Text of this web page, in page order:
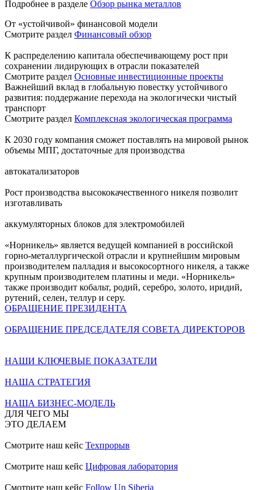
Подробнее в разделе Обзор рынка металлов
От «устойчивой» финансовой модели
Смотрите раздел Финансовый обзор
К распределению капитала обеспечивающему рост при
сохранении лидирующих в отрасли показателей
Смотрите раздел Основные инвестиционные проекты
Важнейший вклад в глобальную повестку устойчивого
развития: поддержание перехода на экологически чистый
транспорт
Смотрите раздел Комплексная экологическая программа
К 2030 году компания сможет поставлять на мировой рынок
объемы МПГ, достаточные для производства
автокатализаторов
Рост производства высококачественного никеля позволит
изготавливать
аккумуляторных блоков для электромобилей
«Норникель» является ведущей компанией в российской
горно-металлургической отрасли и крупнейшим мировым
производителем палладия и высокосортного никеля, а также
крупным производителем платины и меди. «Норникель»
также производит кобальт, родий, серебро, золото, иридий,
рутений, селен, теллур и серу.
ОБРАЩЕНИЕ ПРЕЗИДЕНТА
ОБРАЩЕНИЕ ПРЕДСЕДАТЕЛЯ СОВЕТА ДИРЕКТОРОВ
НАШИ КЛЮЧЕВЫЕ ПОКАЗАТЕЛИ
НАША СТРАТЕГИЯ
НАША БИЗНЕС-МОДЕЛЬ
ДЛЯ ЧЕГО МЫ
ЭТО ДЕЛАЕМ
Смотрите наш кейс Техпрорыв
Смотрите наш кейс Цифровая лаборатория
Смотрите наш кейс Follow Up Siberia